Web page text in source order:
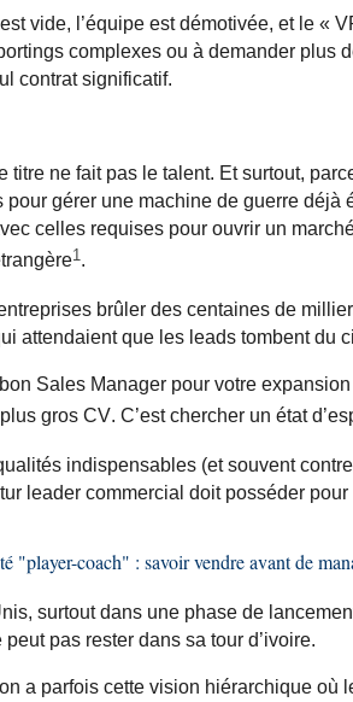
vide, l’équipe est démotivée, et le «
complexes ou à demander plus
contrat significatif.
titre ne fait pas le talent. Et surtout,
pour gérer une machine de guerre déjà
celles requises pour ouvrir un
1.
brûler des centaines de
attendaient que les leads tombent du
Sales Manager pour votre
gros CV. C’est chercher un état
indispensables (et souvent
leader commercial doit posséder
"player-coach" : savoir vendre avant de
surtout dans une phase de
peut pas rester dans sa tour d’ivoire.
a parfois cette vision hiérarchique où